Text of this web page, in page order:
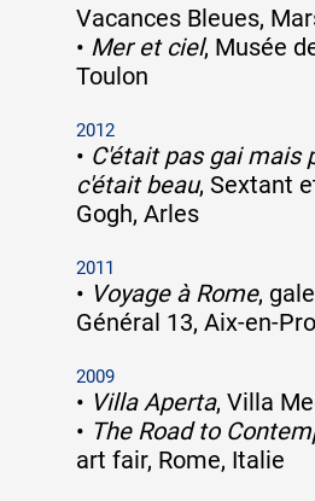
Vacances Bleues,
• Mer et ciel, Musée
Toulon
2012
• C'était pas gai mais
c'était beau, Sextant
Gogh, Arles
2011
• Voyage à Rome,
Général 13, Aix-en-
2009
• Villa Aperta, Villa
• The Road to
art fair, Rome, Italie